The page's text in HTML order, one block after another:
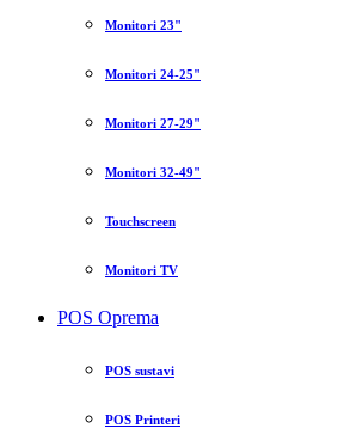
Monitori 23"
Monitori 24-25"
Monitori 27-29"
Monitori 32-49"
Touchscreen
Monitori TV
POS Oprema
POS sustavi
POS Printeri